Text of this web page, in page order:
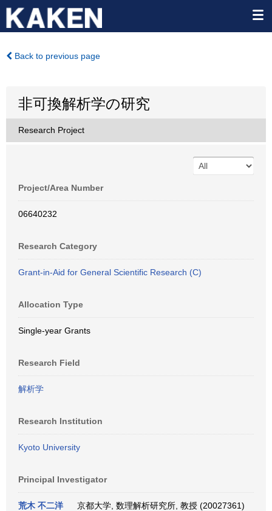
Back to previous page
非可換解析学の研究
Research Project
Project/Area Number
06640232
Research Category
Grant-in-Aid for General Scientific Research (C)
Allocation Type
Single-year Grants
Research Field
解析学
Research Institution
Kyoto University
Principal Investigator
荒木 不二洋 京都大学, 数理解析研究所, 教授 (20027361)